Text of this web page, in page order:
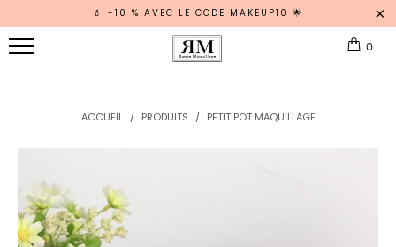
💄 -10 % AVEC LE CODE MAKEUP10 🌟
RANGE
MAQUILLAGE
RANGEMENTPinceau
0
ACCUEIL / PRODUITS / PETIT POT MAQUILLAGE